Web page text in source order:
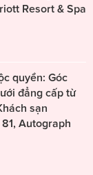
Resort & Spa
quyền: Góc
đẳng cấp từ
sạn
Autograph